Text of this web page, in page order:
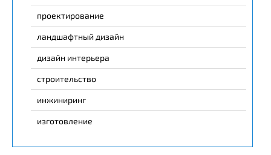
проектирование
ландшафтный дизайн
дизайн интерьера
строительство
инжиниринг
изготовление